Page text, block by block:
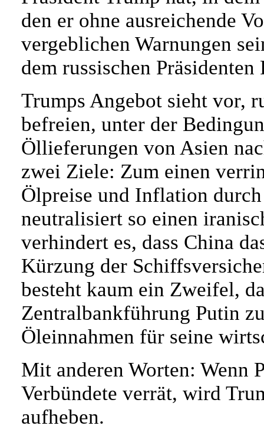
den er ohne ausreichende
vergeblichen Warnungen
dem russischen
Trumps Angebot sieht vor,
befreien, unter der
Öllieferungen von Asien
zwei Ziele: Zum einen
Ölpreise und Inflation
neutralisiert so einen
verhindert es, dass China
Kürzung der
besteht kaum ein Zweifel,
Zentralbankführung Putin
Öleinnahmen für seine
Mit anderen Worten: Wenn
Verbündete verrät, wird
aufheben.